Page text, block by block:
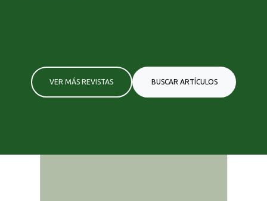
VER MÁS REVISTAS BUSCAR ARTÍCULOS